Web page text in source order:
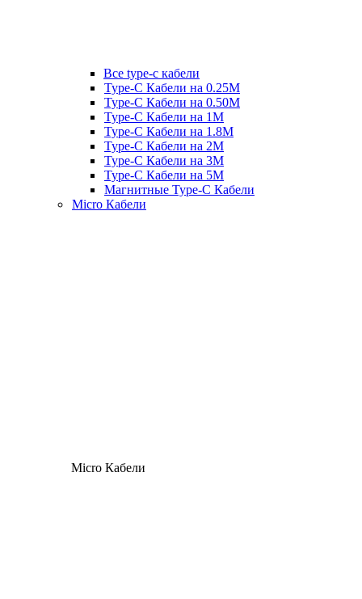
Все type-c кабели
Type-C Кабели на 0.25М
Type-C Кабели на 0.50М
Type-C Кабели на 1М
Type-C Кабели на 1.8М
Type-C Кабели на 2М
Type-C Кабели на 3М
Type-C Кабели на 5М
Магнитные Type-C Кабели
Micro Кабели
Micro Кабели